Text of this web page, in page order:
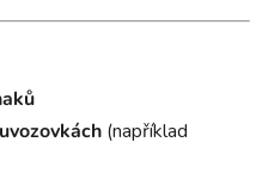
uvozovkách (například